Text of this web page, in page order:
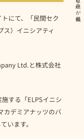
にて、「民間セク
ス）イニシアティ
Ltd.と株式会社
する「ELPSイニシ
カデミアナッツのバ
います。